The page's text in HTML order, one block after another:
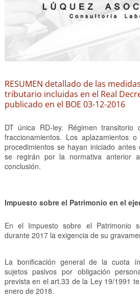
RESUMEN detallado de las
tributario incluidas en el Real
publicado en el BOE 03-12-2016
DT única RD-ley. Régimen transitorio
fraccionamientos. Los aplazamientos
procedimientos se hayan iniciado
se regirán por la normativa anterior
conclusión.
Impuesto sobre el Patrimonio en el
En el Impuesto sobre el Patrimonio
durante 2017 la exigencia de su
La bonificación general de la cuota
sujetos pasivos por obligación
prevista en el art.33 de la Ley 19/1991
enero de 2018.